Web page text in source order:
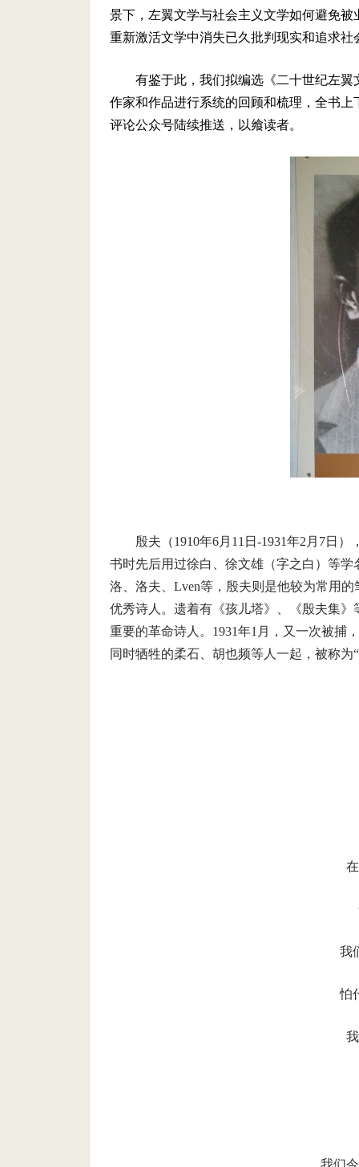
景下，左翼文学与社会主义文学如何避免
重新激活文学中消失已久批判现实和追求
有鉴于此，我们拟编选《二十世纪左
作家和作品进行系统的回顾和梳理，全书
评论公众号陆续推送，以飨读者。
殷夫（1910年6月 11 日 -1931年2 月 7日）
书时先后用过徐白、徐文雄（字之白）等
洛、洛夫、 Lven等，殷夫则是他较为常用
优秀诗人。遗着有《孩儿塔》、《殷夫集
重要的革命诗人。 1931年1 月，又一次被捕，
同时牺牲的柔石、胡也频等人一起，被称为
我
怕
我们